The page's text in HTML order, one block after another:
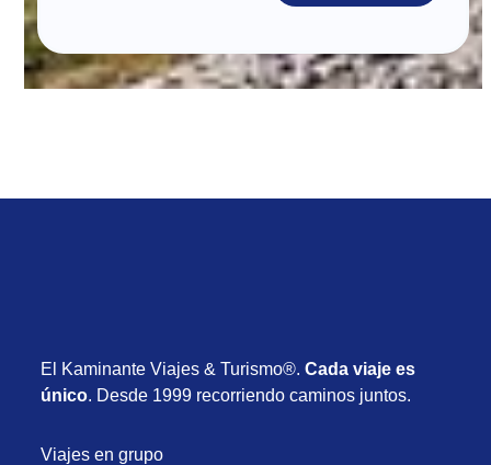
El Kaminante Viajes & Turismo®.Cada viaje es
único. Desde 1999 recorriendo caminos juntos.
Viajes en grupo